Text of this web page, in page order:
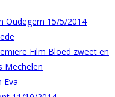
Oudegem 15/5/2014
Film Bloed zweet en
Mechelen
Eva